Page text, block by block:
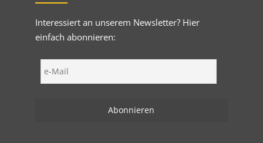
Interessiert an unserem Newsletter? Hier
einfach abonnieren: